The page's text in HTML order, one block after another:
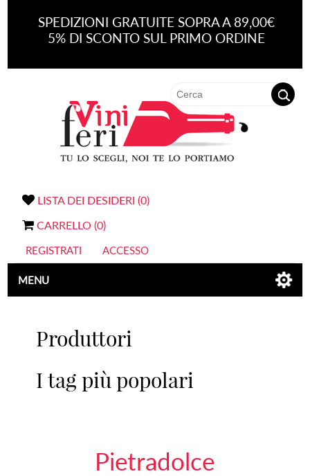
SPEDIZIONI GRATUITE SOPRA A 89,00€
5% DI SCONTO SUL PRIMO ORDINE
LISTA DEI DESIDERI (0)
CARRELLO (0)
REGISTRATI ACCESSO
MENU
Produttori
I tag più popolari
Pietradolce